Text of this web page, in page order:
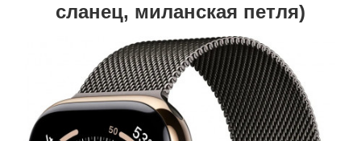
сланец, миланская петля)